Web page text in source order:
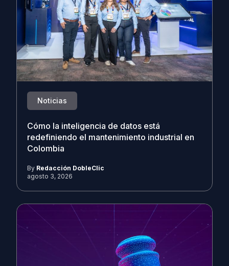
Noticias
Cómo la inteligencia de datos está
redefiniendo el mantenimiento industrial en
Colombia
By Redacción DobleClic
agosto 3, 2026